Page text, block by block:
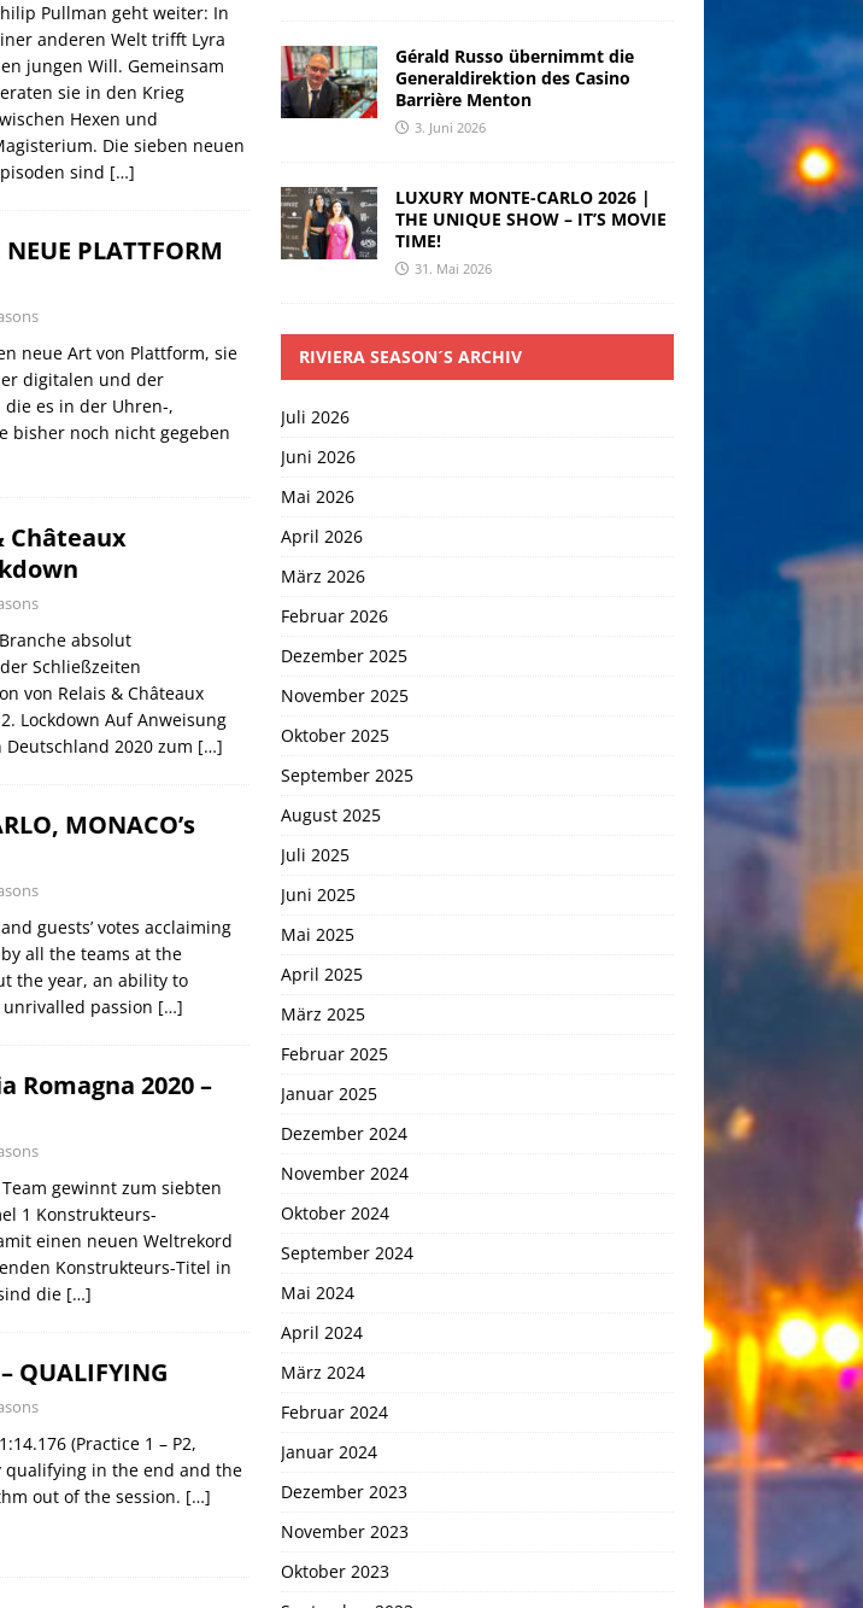
Pullman geht weiter: In
anderen Welt trifft Lyra
jungen Will. Gemeinsam
sie in den Krieg
Hexen und
Die sieben neuen
sind […]
PLATTFORM
neue Art von Plattform, sie
digitalen und der
die es in der Uhren-,
bisher noch nicht gegeben
Châteaux
absolut
Schließzeiten
von Relais & Châteaux
Lockdown Auf Anweisung
2020 zum […]
MONACO’s
guests’ votes acclaiming
all the teams at the
the year, an ability to
passion […]
Romagna 2020 –
gewinnt zum siebten
1 Konstrukteurs-
einen neuen Weltrekord
Konstrukteurs-Titel in
die […]
QUALIFYING
(Practice 1 – P2,
qualifying in the end and the
out of the session. […]
Gérald Russo übernimmt die
Generaldirektion des Casino
Barrière Menton
3. Juni 2026
LUXURY MONTE-CARLO 2026 |
THE UNIQUE SHOW – IT’S MOVIE
TIME!
31. Mai 2026
RIVIERA SEASON´S ARCHIV
Juli 2026
Juni 2026
Mai 2026
April 2026
März 2026
Februar 2026
Dezember 2025
November 2025
Oktober 2025
September 2025
August 2025
Juli 2025
Juni 2025
Mai 2025
April 2025
März 2025
Februar 2025
Januar 2025
Dezember 2024
November 2024
Oktober 2024
September 2024
Mai 2024
April 2024
März 2024
Februar 2024
Januar 2024
Dezember 2023
November 2023
Oktober 2023